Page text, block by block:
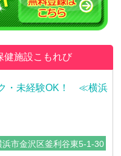
健施設こもれび
・未経験OK！ ≪横浜
浜市金沢区釜利谷東5-1-30